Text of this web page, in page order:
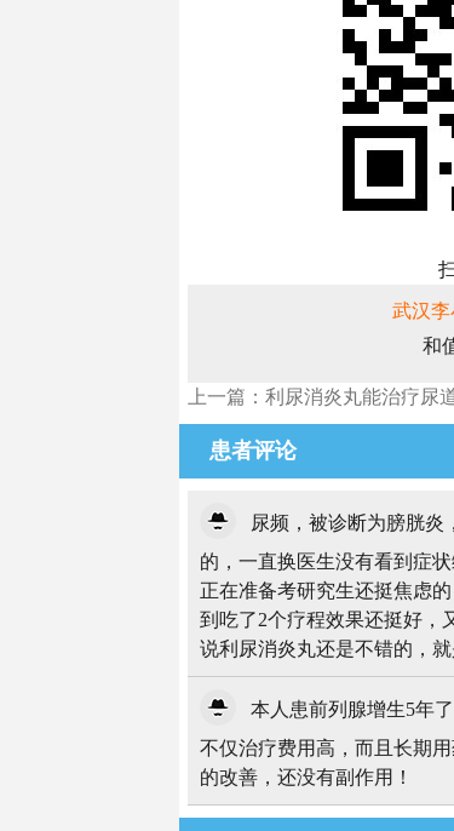
武汉
和
上一篇：利尿消炎丸能治疗尿
患者评论
尿频，被诊断为膀胱炎
的，一直换医生没有看到症
正在准备考研究生还挺焦虑
到吃了2个疗程效果还挺好，
说利尿消炎丸还是不错的，
本人患前列腺增生5年
不仅治疗费用高，而且长期
的改善，还没有副作用！